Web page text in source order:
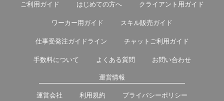
ご利用ガイド はじめての方へ クライアント用ガイド
ワーカー用ガイド スキル販売ガイド
仕事受発注ガイドライン チャットご利用ガイド
手数料について よくある質問 お問い合わせ
運営情報
運営会社 利用規約 プライバシーポリシー